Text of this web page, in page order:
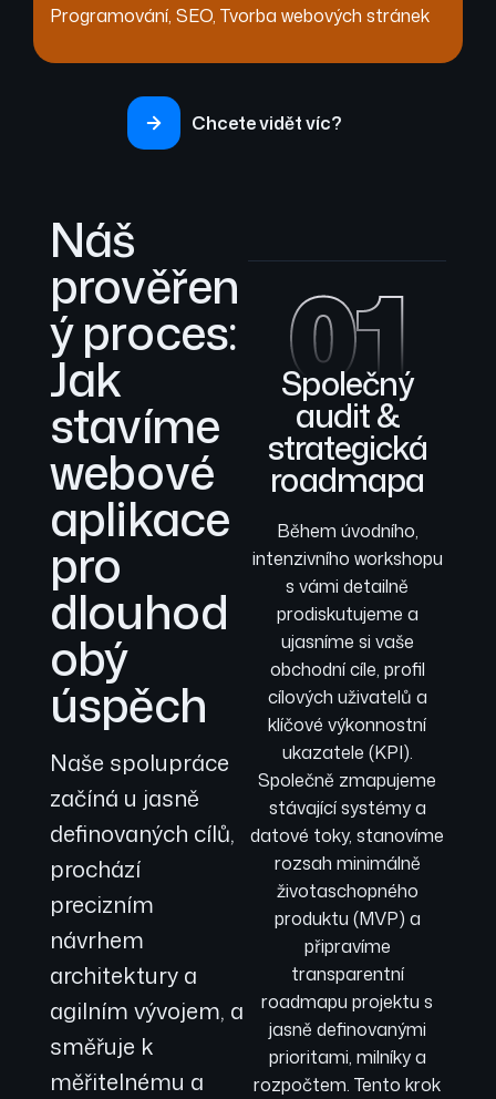
Programování, SEO, Tvorba webových stránek
Chcete vidět víc?
Náš
prověřen
ý proces:
Jak
stavíme
webové
aplikace
pro
dlouhod
obý
úspěch
Naše spolupráce
začíná u jasně
definovaných cílů,
prochází
precizním
návrhem
architektury a
agilním vývojem, a
směřuje k
měřitelnému a
01
Společný
audit &
strategická
roadmapa
Během úvodního,
intenzivního workshopu
s vámi detailně
prodiskutujeme a
ujasníme si vaše
obchodní cíle, profil
cílových uživatelů a
klíčové výkonnostní
ukazatele (KPI).
Společně zmapujeme
stávající systémy a
datové toky, stanovíme
rozsah minimálně
životaschopného
produktu (MVP) a
připravíme
transparentní
roadmapu projektu s
jasně definovanými
prioritami, milníky a
rozpočtem. Tento krok